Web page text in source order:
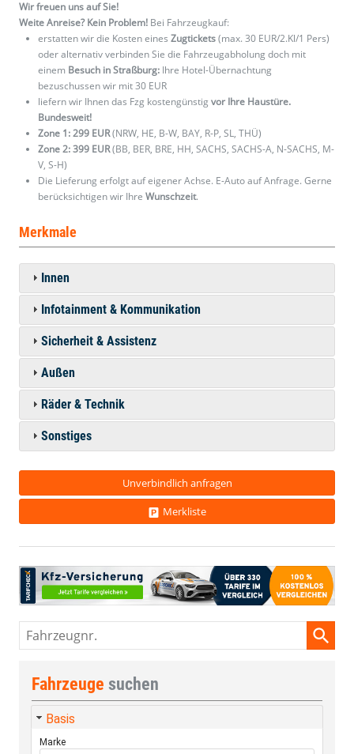
Wir freuen uns auf Sie!
Weite Anreise? Kein Problem! Bei Fahrzeugkauf:
erstatten wir die Kosten eines Zugtickets(max. 30 EUR/2.Kl/1 Pers)
oder alternativ verbinden Sie die Fahrzeugabholung doch mit
einem Besuch in Straßburg: Ihre Hotel-Übernachtung
bezuschussen wir mit 30 EUR
liefern wir Ihnen das Fzg kostengünstig vor Ihre Haustüre.
Bundesweit!
Zone 1: 299 EUR(NRW, HE, B-W, BAY, R-P, SL, THÜ)
Zone 2: 399 EUR(BB, BER, BRE, HH, SACHS, SACHS-A, N-SACHS, M-
V, S-H)
Die Lieferung erfolgt auf eigener Achse. E-Auto auf Anfrage. Gerne
berücksichtigen wir Ihre Wunschzeit.
Merkmale
Innen
Infotainment & Kommunikation
Sicherheit & Assistenz
Außen
Räder & Technik
Sonstiges
Unverbindlich anfragen
Merkliste
Fahrzeugnr.
Fahrzeuge suchen
Basis
Marke